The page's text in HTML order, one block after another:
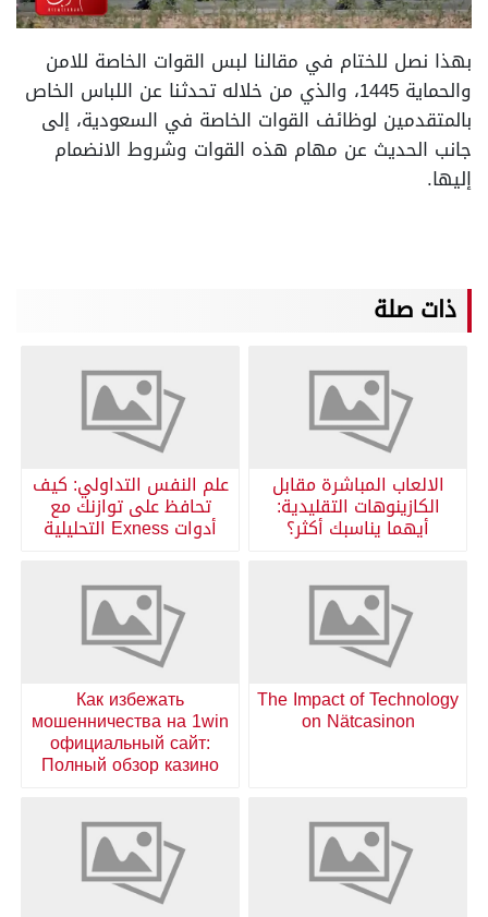
بهذا نصل للختام في مقالنا لبس القوات الخاصة للامن
والحماية 1445، والذي من خلاله تحدثنا عن اللباس الخاص
بالمتقدمين لوظائف القوات الخاصة في السعودية، إلى
جانب الحديث عن مهام هذه القوات وشروط الانضمام
إليها.
ذات صلة
الالعاب المباشرة مقابل
الكازينوهات التقليدية:
أيهما يناسبك أكثر؟
علم النفس التداولي: كيف
تحافظ على توازنك مع
أدوات Exness التحليلية
The Impact of Technology
on Nätcasinon
Как избежать
мошенничества на 1win
официальный сайт:
Полный обзор казино